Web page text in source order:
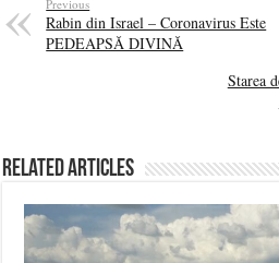
Previous
Rabin din Israel – Coronavirus Este
PEDEAPSĂ DIVINĂ
Starea
Related Articles